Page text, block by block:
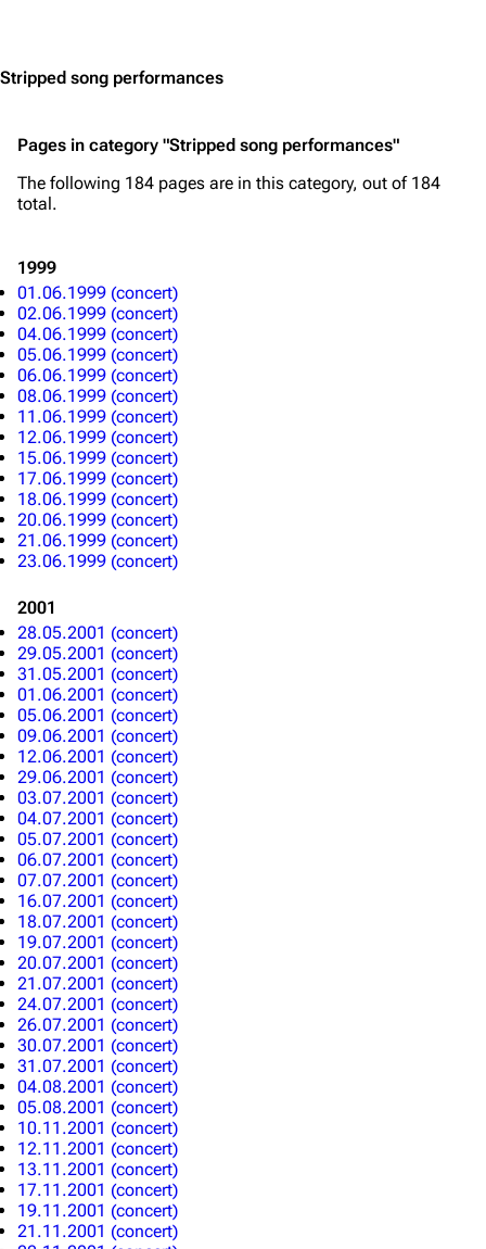
Stripped song performances
Pages in category "Stripped song performances"
The following 184 pages are in this category, out of 184
total.
1999
01.06.1999 (concert)
02.06.1999 (concert)
04.06.1999 (concert)
05.06.1999 (concert)
06.06.1999 (concert)
08.06.1999 (concert)
11.06.1999 (concert)
12.06.1999 (concert)
15.06.1999 (concert)
17.06.1999 (concert)
18.06.1999 (concert)
20.06.1999 (concert)
21.06.1999 (concert)
23.06.1999 (concert)
2001
28.05.2001 (concert)
29.05.2001 (concert)
31.05.2001 (concert)
01.06.2001 (concert)
05.06.2001 (concert)
09.06.2001 (concert)
12.06.2001 (concert)
29.06.2001 (concert)
03.07.2001 (concert)
04.07.2001 (concert)
05.07.2001 (concert)
06.07.2001 (concert)
07.07.2001 (concert)
16.07.2001 (concert)
18.07.2001 (concert)
19.07.2001 (concert)
20.07.2001 (concert)
21.07.2001 (concert)
24.07.2001 (concert)
26.07.2001 (concert)
30.07.2001 (concert)
31.07.2001 (concert)
04.08.2001 (concert)
05.08.2001 (concert)
10.11.2001 (concert)
12.11.2001 (concert)
13.11.2001 (concert)
17.11.2001 (concert)
19.11.2001 (concert)
21.11.2001 (concert)